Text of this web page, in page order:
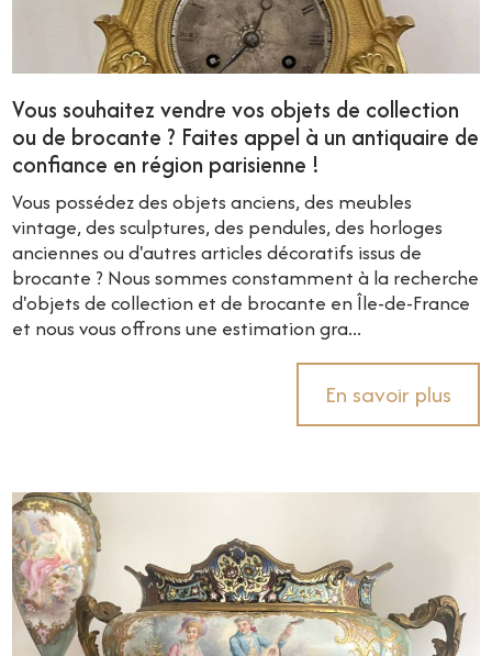
Vous souhaitez vendre vos objets de collection
ou de brocante ? Faites appel à un antiquaire de
confiance en région parisienne !
Vous possédez des objets anciens, des meubles
vintage, des sculptures, des pendules, des horloges
anciennes ou d'autres articles décoratifs issus de
brocante ? Nous sommes constamment à la recherche
d'objets de collection et de brocante en Île-de-France
et nous vous offrons une estimation gra...
En savoir plus